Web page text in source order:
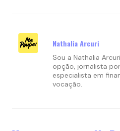
Nathalia Arcuri
Sou a Nathalia
opção, jornalista
especialista em
vocação.